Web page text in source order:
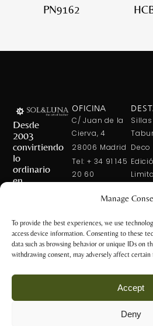
Manage
To provide the best experiences, we use
access device information. Consenting to these
data such as browsing behavior or unique IDs on
withdrawing consent, may adversely affect certain
Accept
Deny
PN9162
Desde
2003
convirtiendo
lo
ordinario
en
OFICINA
C/ Juan de la
Cierva, 4
28006 Madrid
Tel: + 34 91 145
20 60
TIENDA
C/ Núñez de
+34 917 81 28
+34 600 421 113
Sillas
Deco
Mesa
Chic